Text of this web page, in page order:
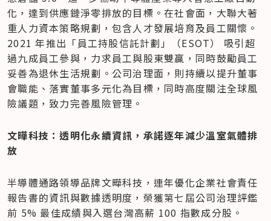
化，達到供應鏈淨零排放的目標。在社會面，大聯大著
重人力資本策略規劃，包含人才發展培育及員工關懷。
2021 年推出「員工持股信託計劃」（ESOT） 吸引超
過九成員工參與，力求員工與股東雙贏，同時鼓勵員工
妥善為退休生活規劃。公司治理面，則持續以提升董事
會職能、落實董事多元化為目標，同時高度關注全球風
險議題，致力完善風險管理。
文曄科技：透明化永續資訊，承諾逐年減少溫室氣體排
放
半導體通路領導品牌文曄科技，連年優化企業社會責任
報告書的資訊與數據透明度，榮獲第七屆公司治理評鑑
前 5% 最佳成績與入選台灣高薪 100 指數成分股。